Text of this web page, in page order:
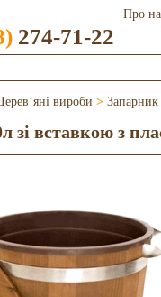
Про
274-71-22
вироби > Запарник
зі вставкою з